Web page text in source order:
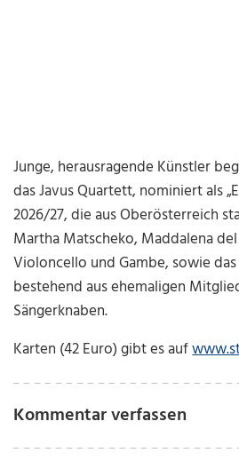
Junge, herausragende Künstler
das Javus Quartett, nominiert als
2026/27, die aus Oberösterreich
Martha Matscheko, Maddalena
Violoncello und Gambe, sowie
bestehend aus ehemaligen
Sängerknaben.
Karten (42 Euro) gibt es auf
Kommentar verfassen